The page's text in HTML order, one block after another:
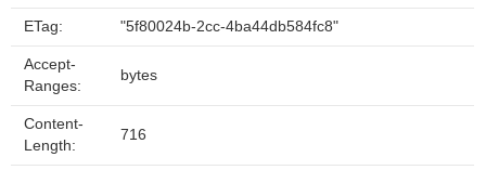
ETag: "5f80024b-2cc-4ba44db584fc8"
Accept-
Ranges:
bytes
Content-
Length:
716